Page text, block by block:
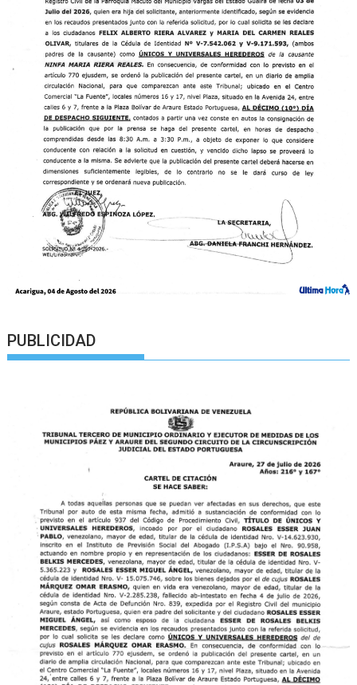
PUBLICIDAD